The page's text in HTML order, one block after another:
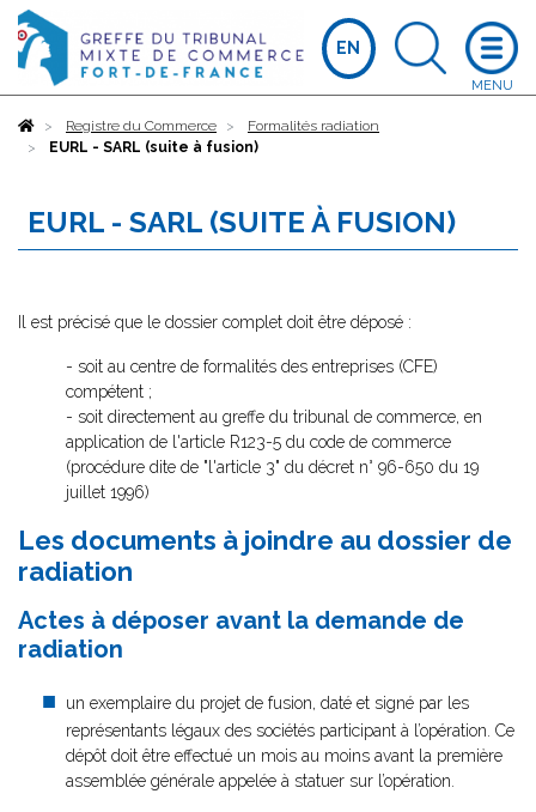
EN
AccueilRegistre du Commerce
Formalités radiation
EURL - SARL (suite à fusion)
EURL - SARL (SUITE À FUSION)
Il est précisé que le dossier complet doit être déposé :
- soit au centre de formalités des entreprises (CFE)
compétent ;
- soit directement au greffe du tribunal de commerce, en
application de l'article R123-5 du code de commerce
(procédure dite de "l'article 3" du décret n° 96-650 du 19
juillet 1996)
Les documents à joindre au dossier de
radiation
Actes à déposer avant la demande de
radiation
un exemplaire du projet de fusion, daté et signé par les
représentants légaux des sociétés participant à l’opération. Ce
dépôt doit être effectué un mois au moins avant la première
assemblée générale appelée à statuer sur l’opération.